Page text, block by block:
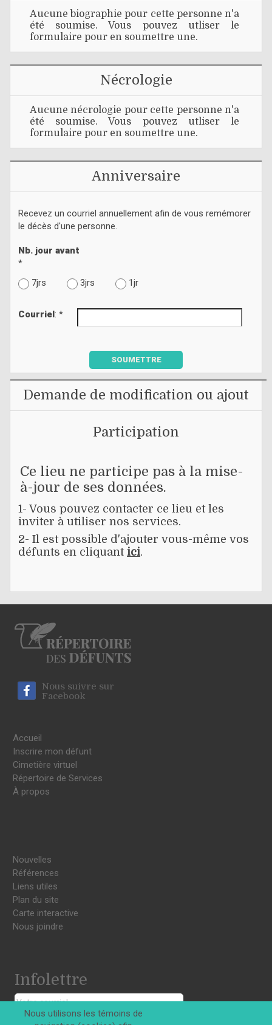
Aucune biographie pour cette personne n'a
été soumise. Vous pouvez utliser le
formulaire pour en soumettre une.
Nécrologie
Aucune nécrologie pour cette personne n'a
été soumise. Vous pouvez utliser le
formulaire pour en soumettre une.
Anniversaire
Recevez un courriel annuellement afin de vous remémorer
le décès d'une personne.
Nb. jour avant
*
7jrs
3jrs 1jr
Courriel: *
SOUMETTRE
Demande de modification ou ajout
Participation
Ce lieu ne participe pas à la mise-
à-jour de ses données.
1- Vous pouvez contacter ce lieu et les
inviter à utiliser nos services.
2- Il est possible d'ajouter vous-même vos
défunts en cliquant ici.
Nous suivre sur
Facebook
Accueil
Inscrire mon défunt
Cimetière virtuel
Répertoire de Services
À propos
Nouvelles
Références
Liens utiles
Plan du site
Carte interactive
Nous joindre
Infolettre
Nous utilisons les témoins de